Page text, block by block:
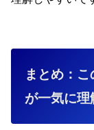
まとめ：
が一気に理